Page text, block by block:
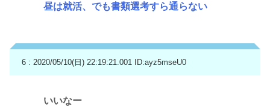
昼は就活、でも書類選考すら通らない
6 : 2020/05/10(日) 22:19:21.001 ID:ayz5mseU0
いいなー